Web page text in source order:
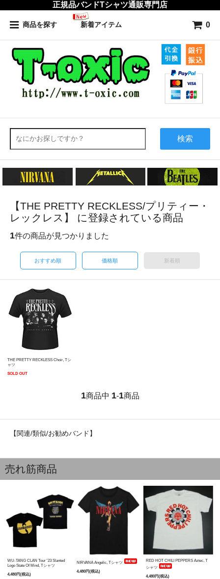
正規品バンドTシャツ通販専門店
商品を探す 新着アイテム 0
検索
【THE PRETTY RECKLESS/プリティー・
レックレス】 に登録されている商品
1件の商品が見つかりました
おすすめ順 価格順 新着順
THE PRETTY RECKLESS Choir, Tシ
ャツ
SOLD OUT
1商品中 1-1商品
【関連/類似/お勧めバンド】
売れ筋商品
WU-TANG CLAN Tour '23 Slanted
Logo State Of Mind, Tシャツ
4,480円(税込)
NIRVANA Angelic, Tシャツ
4,480円(税込)
RED HOT CHILI PEPPERS Aztec, T
シャツ
4,480円(税込)